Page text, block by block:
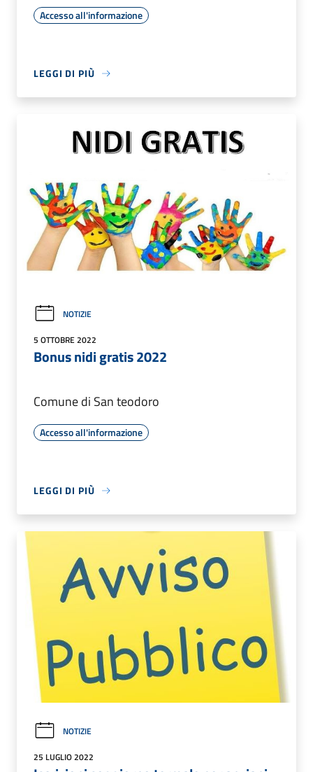
Accesso all'informazione
LEGGI DI PIÙ
NOTIZIE
5 OTTOBRE 2022
Bonus nidi gratis 2022
Comune di San teodoro
Accesso all'informazione
LEGGI DI PIÙ
NOTIZIE
25 LUGLIO 2022